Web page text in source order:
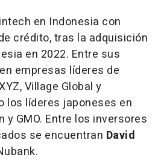
en Indonesia con
crédito, tras la adquisición
en 2022. Entre sus
empresas líderes de
Village Global y
los líderes japoneses en
y GMO. Entre los inversores
se encuentran David